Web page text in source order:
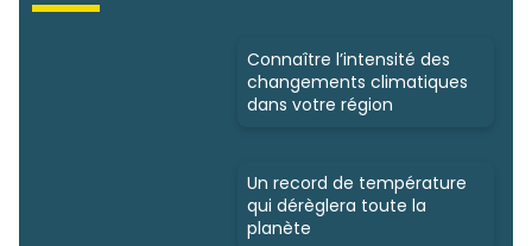
Connaître l’intensité des
changements climatiques
dans votre région
Un record de température
qui dérèglera toute la
planète